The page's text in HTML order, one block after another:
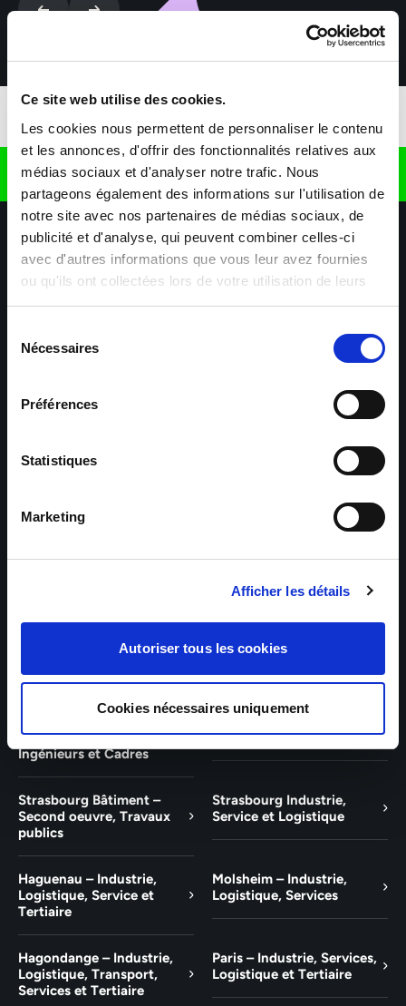
Ce site web utilise des cookies.
Les cookies nous permettent de personnaliser le contenu
et les annonces, d'offrir des fonctionnalités relatives aux
médias sociaux et d'analyser notre trafic. Nous
partageons également des informations sur l'utilisation de
notre site avec nos partenaires de médias sociaux, de
publicité et d'analyse, qui peuvent combiner celles-ci
avec d'autres informations que vous leur avez fournies
ou qu'ils ont collectées lors de votre utilisation de leurs
services.
Nécessaires
Préférences
Statistiques
Marketing
Afficher les détails
Autoriser tous les cookies
Cookies nécessaires uniquement
Retrouvez nous sur
Nos agences Aide & Contact
Maxiplan
Mulhouse – Industrie,
Logistique, Transport et
Bâtiment et Tertiaire
Logistique, Bâtiment et
Guebwiller – Industrie,
Experts Paris – Tertiaire,
Cadres
Experts Strasbourg –
Illkirch-Graffenstaden
Experts Saint-Louis –
Tertiaire, Techniciens,
Ingénieurs et Cadres
Tertiaire, Techniciens,
Ingénieurs et Cadres
Saint-Louis – Industrie,
Logistique, Service
Strasbourg Bâtiment –
Second oeuvre, Travaux
publics
Strasbourg Industrie,
Service et Logistique
Haguenau – Industrie,
Logistique, Service et
Tertiaire
Molsheim – Industrie,
Logistique, Services
Hagondange – Industrie,
Logistique, Transport,
Services et Tertiaire
Paris – Industrie, Services,
Logistique et Tertiaire